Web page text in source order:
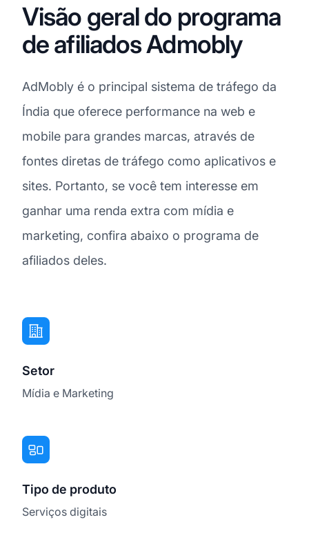
Visão geral do programa
de afiliados Admobly
AdMobly é o principal sistema de tráfego da
Índia que oferece performance na web e
mobile para grandes marcas, através de
fontes diretas de tráfego como aplicativos e
sites. Portanto, se você tem interesse em
ganhar uma renda extra com mídia e
marketing, confira abaixo o programa de
afiliados deles.
Setor
Mídia e Marketing
Tipo de produto
Serviços digitais